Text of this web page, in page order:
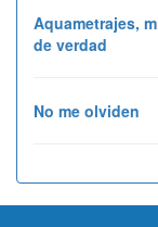
Aquametrajes,
de verdad
No me olviden